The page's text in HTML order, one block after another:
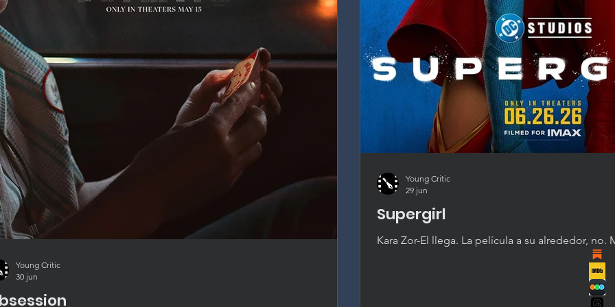
Young Critic
30 jun
Supergirl
Kara Zor-El llega. La película a su alrededor, no.
como Supergirl, pero un guión sin pasión y la
desperdician el mejor activo del nuevo universo
Young Critic
29 jun